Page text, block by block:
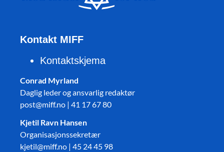
Kontakt MIFF
Kontaktskjema
Conrad Myrland
Daglig leder og ansvarlig redaktør
post@miff.no | 41 17 67 80
Kjetil Ravn Hansen
Organisasjonssekretær
kjetil@miff.no | 45 24 45 98